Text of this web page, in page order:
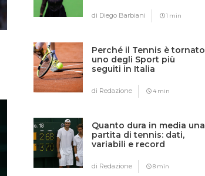
di Diego Barbiani 1 min
Perché il Tennis è tornato
uno degli Sport più
seguiti in Italia
di Redazione 4 min
Quanto dura in media una
partita di tennis: dati,
variabili e record
di Redazione 8 min